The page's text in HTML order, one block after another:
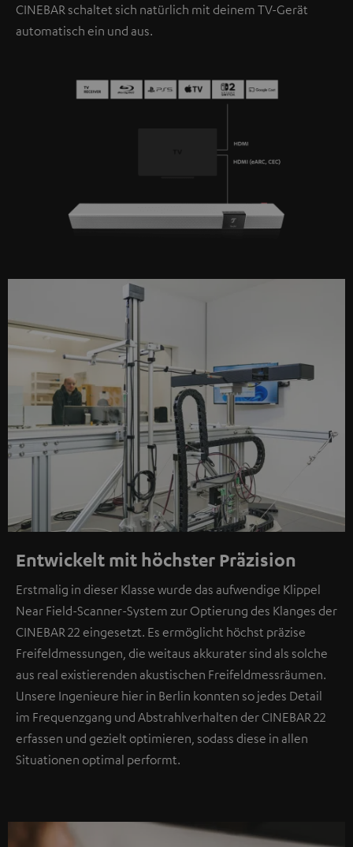
CINEBAR schaltet sich natürlich mit deinem TV-Gerät
automatisch ein und aus.
Entwickelt mit höchster Präzision
Erstmalig in dieser Klasse wurde das aufwendige Klippel
Near Field-Scanner-System zur Optierung des Klanges der
CINEBAR 22 eingesetzt. Es ermöglicht höchst präzise
Freifeldmessungen, die weitaus akkurater sind als solche
aus real existierenden akustischen Freifeldmessräumen.
Unsere Ingenieure hier in Berlin konnten so jedes Detail
im Frequenzgang und Abstrahlverhalten der CINEBAR 22
erfassen und gezielt optimieren, sodass diese in allen
Situationen optimal performt.